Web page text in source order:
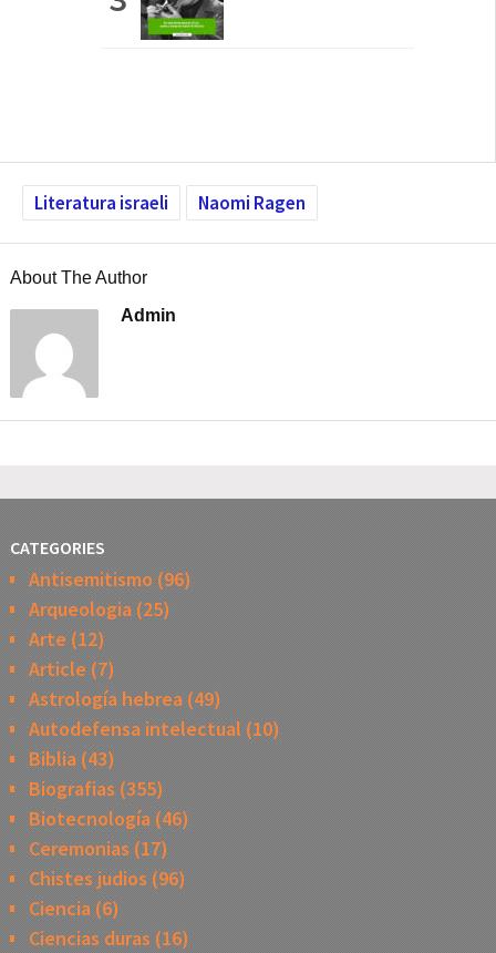
Literatura israeli Naomi Ragen
About The Author
Admin
CATEGORIES
Antisemitismo (96)
Arqueologia(25)
Arte (12)
Article (7)
Astrología hebrea(49)
Autodefensa intelectual (10)
Biblia(43)
Biografias (355)
Biotecnología(46)
Ceremonias (17)
Chistes judios (96)
Ciencia(6)
Ciencias duras (16)